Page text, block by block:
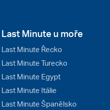
Last Minute u moře
Last Minute Řecko
Last Minute Turecko
Last Minute Egypt
Last Minute Itálie
Last Minute Španělsko